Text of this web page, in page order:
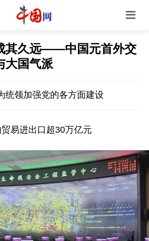
其久远——中国元首外交
大国气派
统领加强党的各方面建设
易进出口超30万亿元